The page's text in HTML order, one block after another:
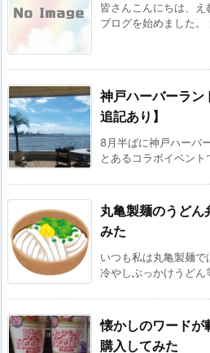
皆さんこんにちは、
ブログを始めました
神戸ハーバーラ
追記あり】
8月半ばに神戸ハーバ
とあるコラボイベン
丸亀製麺のうどん
みた
いつも私は丸亀製麺
冷やしぶっかけうど
懐かしのワードが
購入してみた